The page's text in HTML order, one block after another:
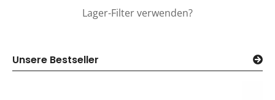
Lager-Filter verwenden?
Unsere Bestseller